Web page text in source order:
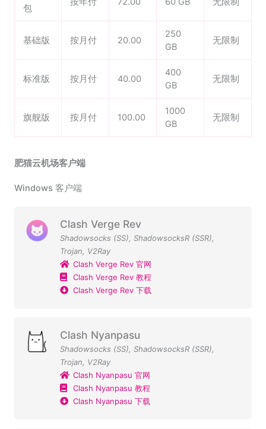
包
基础版 按月付 20.00
250
GB
无限制
标准版 按月付 40.00
400
GB
无限制
旗舰版 按月付 100.00
1000
GB
无限制
肥猫云机场客户端
Windows 客户端
Clash Verge Rev
Shadowsocks (SS), ShadowsocksR (SSR),
Trojan, V2Ray
Clash Verge Rev 官网
Clash Verge Rev 教程
Clash Verge Rev 下载
Clash Nyanpasu
Shadowsocks (SS), ShadowsocksR (SSR),
Trojan, V2Ray
Clash Nyanpasu 官网
Clash Nyanpasu 教程
Clash Nyanpasu 下载